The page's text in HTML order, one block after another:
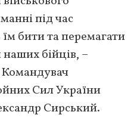
під час
бити та перемагати
наших бійців, –
Командувач
Сил України
Сирський.